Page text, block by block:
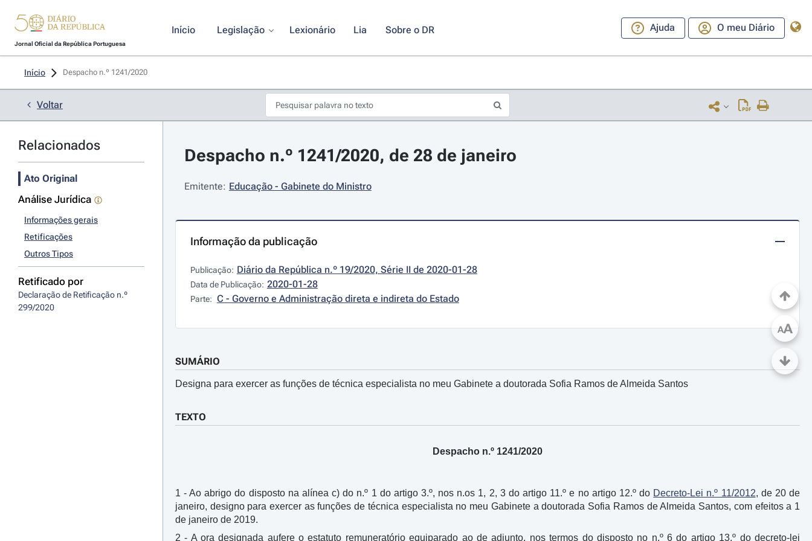
Jornal Oficial da República Portuguesa
Início Legislação Lexionário Lia Sobre o DR Ajuda O meu Diário
Início Despacho n.º 1241/2020
Voltar
Relacionados
Ato Original
Análise Jurídica
Informações gerais
Retificações
Outros Tipos
Retificado por
Declaração de Retificação n.º
299/2020
Despacho n.º 1241/2020, de 28 de janeiro
Emitente: Educação - Gabinete do Ministro
Informação da publicação
Publicação: Diário da República n.º 19/2020, Série II de 2020-01-28
Data de Publicação: 2020-01-28
Parte: C - Governo e Administração direta e indireta do Estado
SUMÁRIO
Designa para exercer as funções de técnica especialista no meu Gabinete a doutorada Sofia Ramos de Almeida Santos
TEXTO
Despacho n.º 1241/2020
1 - Ao abrigo do disposto na alínea c) do n.º 1 do artigo 3.º, nos n.os 1, 2, 3 do artigo 11.º e no artigo 12.º do Decreto-Lei n.º 11/2012, de 20 de
janeiro, designo para exercer as funções de técnica especialista no meu Gabinete a doutorada Sofia Ramos de Almeida Santos, com efeitos a 1
de janeiro de 2019.
2 - A ora designada aufere o estatuto remuneratório equiparado ao de adjunto, nos termos do disposto no n.º 6 do artigo 13.º do decreto-lei
AA